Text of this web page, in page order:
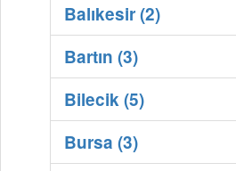
Balıkesir (2)
Bartın (3)
Bilecik (5)
Bursa (3)